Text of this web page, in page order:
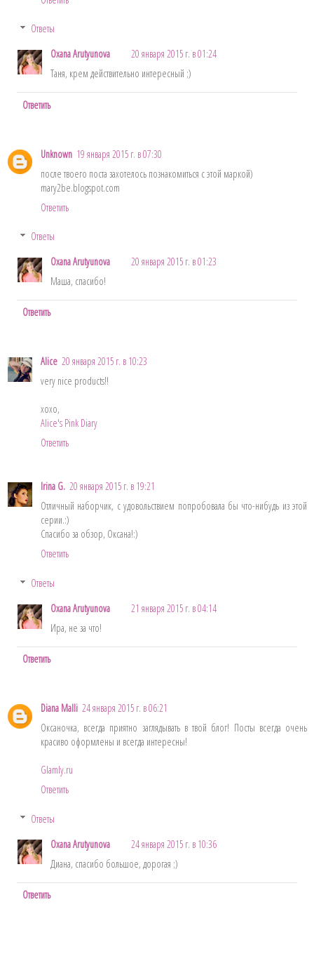
Ответы
Oxana Arutyunova
20 января 2015 г. в 01:24
Таня, крем действительно интересный ;)
Ответить
Unknown 19 января 2015 г. в 07:30
после твоего поста захотелось познакомиться с этой маркой)
mary2be.blogspot.com
Ответить
Ответы
Oxana Arutyunova
20 января 2015 г. в 01:23
Маша, спасибо!
Ответить
Alice 20 января 2015 г. в 10:23
very nice products!!
xoxo,
Alice's Pink Diary
Ответить
Irina G. 20 января 2015 г. в 19:21
Отличный наборчик, с удовольствием попробовала бы что-нибудь из этой
серии.:)
Спасибо за обзор, Оксана!:)
Ответить
Ответы
Oxana Arutyunova
21 января 2015 г. в 04:14
Ира, не за что!
Ответить
Diana Malli 24 января 2015 г. в 06:21
Оксаночка, всегда приятно заглядывать в твой блог! Посты всегда очень
красиво оформлены и всегда интересны!
Glamly.ru
Ответить
Ответы
Oxana Arutyunova
24 января 2015 г. в 10:36
Диана, спасибо большое, дорогая ;)
Ответить